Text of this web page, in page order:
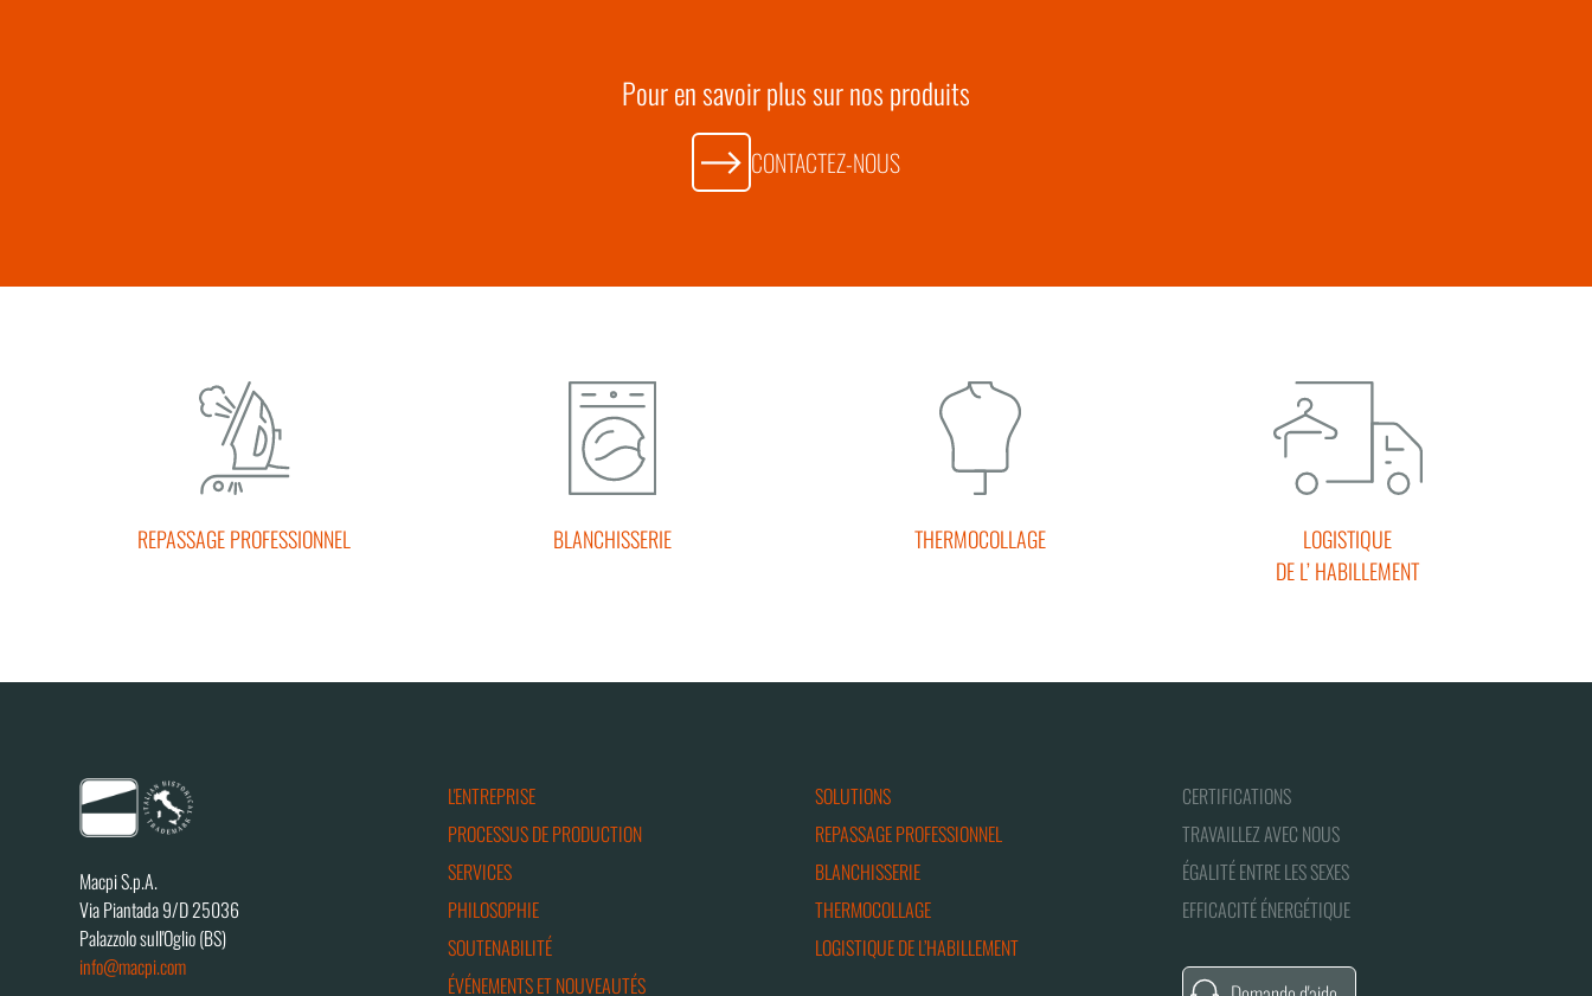
Pour en savoir plus sur nos produits
CONTACTEZ-NOUS
REPASSAGE PROFESSIONNEL BLANCHISSERIE THERMOCOLLAGE
LOGISTIQUE
DE L’ HABILLEMENT
Macpi S.p.A.
Via Piantada 9/D 25036
Palazzolo sull'Oglio (BS)
info@macpi.com
L'ENTREPRISE
PROCESSUS DE PRODUCTION
SERVICES
PHILOSOPHIE
SOUTENABILITÉ
ÉVÉNEMENTS ET NOUVEAUTÉS
SOLUTIONS
REPASSAGE PROFESSIONNEL
BLANCHISSERIE
THERMOCOLLAGE
LOGISTIQUE DE L’HABILLEMENT
CERTIFICATIONS
TRAVAILLEZ AVEC NOUS
ÉGALITÉ ENTRE LES SEXES
EFFICACITÉ ÉNERGÉTIQUE